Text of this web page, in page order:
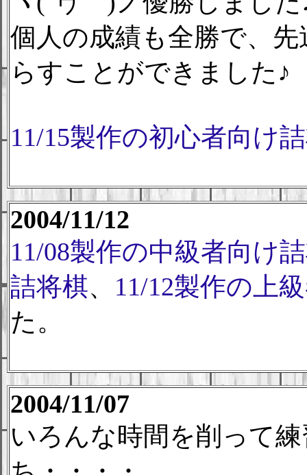
個人の成績も全勝で、
らすことができました♪
11/15製作の初心者向け
2004/11/12
11/08製作の中級者向け
詰将棋、 11/12製作の上
た。
2004/11/07
いろんな時間を削って